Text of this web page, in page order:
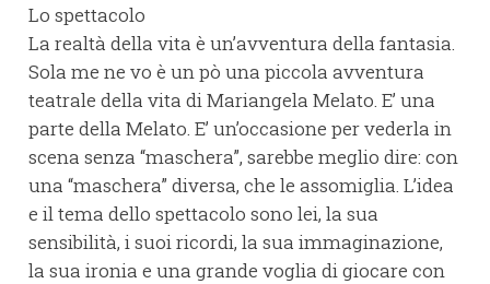
Lo spettacolo
La realtà della vita è un’avventura della fantasia.
Sola me ne vo è un pò una piccola avventura
teatrale della vita di Mariangela Melato. E’ una
parte della Melato. E’ un’occasione per vederla in
scena senza “maschera”, sarebbe meglio dire: con
una “maschera” diversa, che le assomiglia. L’idea
e il tema dello spettacolo sono lei, la sua
sensibilità, i suoi ricordi, la sua immaginazione,
la sua ironia e una grande voglia di giocare con